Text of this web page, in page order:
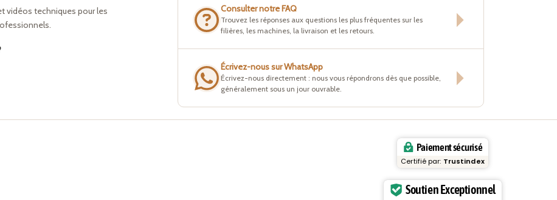
vidéos techniques pour les
Consulter notre FAQ
Trouvez les réponses aux questions les plus fréquentes sur les
filières, les machines, la livraison et les retours.
Écrivez-nous sur WhatsApp
Écrivez-nous directement : nous vous répondrons dès que possible,
généralement sous un jour ouvrable.
Paiement sécurisé
Certifié par: Trustindex
Soutien Exceptionnel